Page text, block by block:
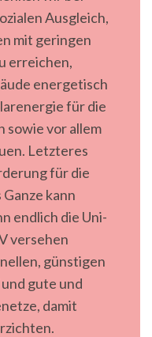
Ausgleich,
mit geringen
erreichen,
energetisch
für die
sowie vor allem
Letzteres
für die
kann
endlich die Uni-
versehen
günstigen
gute und
damit